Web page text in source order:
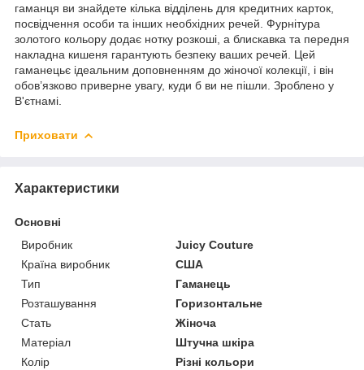
гаманця ви знайдете кілька відділень для кредитних карток,
посвідчення особи та інших необхідних речей. Фурнітура
золотого кольору додає нотку розкоші, а блискавка та передня
накладна кишеня гарантують безпеку ваших речей. Цей
гаманецьє ідеальним доповненням до жіночої колекції, і він
обов’язково приверне увагу, куди б ви не пішли. Зроблено у
В'єтнамі.
Приховати
Характеристики
Основні
Виробник
Juicy Couture
Країна виробник
США
Тип
Гаманець
Розташування
Горизонтальне
Стать
Жіноча
Матеріал
Штучна шкіра
Колір
Різні кольори